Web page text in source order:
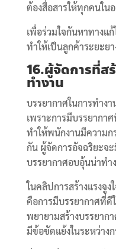
ต้องสื่อสารให้ทุกคนใน
เพื่อร่วมใจกันหาทางแ
ทำให้เป็นลูกค้าระยะย
16.ผู้จัดการที่ส
ทำงาน
บรรยากาศในการทำง
เพราะการมีบรรยากา
ทำให้พนักงานมีความก
กัน ผู้จัดการอัจฉริยะจ
บรรยากาศอบอุ้นน่าทำ
ในคลิปการสร้างแรงจูง
คือการมีบรรยากาศที่ดี
พยายามสร้างบรรยาก
มีข้อขัดแย้งในระหว่าง